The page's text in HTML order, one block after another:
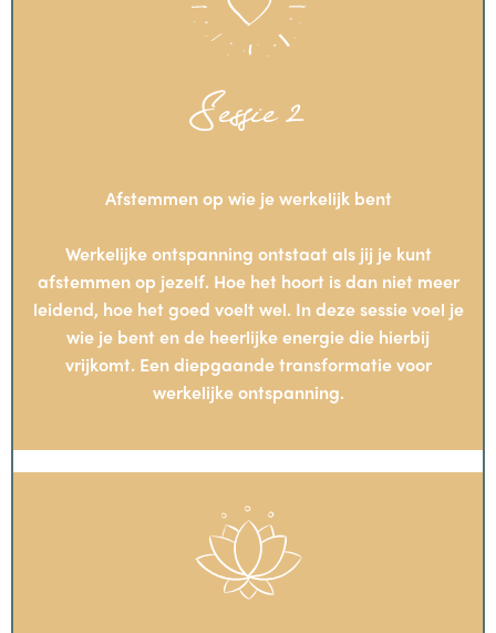
Sessie 2
Afstemmen op wie je werkelijk bent
Werkelijke ontspanning ontstaat als jij je kunt
afstemmen op jezelf. Hoe het hoort is dan niet meer
leidend, hoe het goed voelt wel. In deze sessie voel je
wie je bent en de heerlijke energie die hierbij
vrijkomt. Een diepgaande transformatie voor
werkelijke ontspanning.